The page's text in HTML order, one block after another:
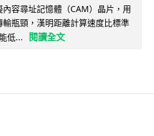
容尋址記憶體（CAM）晶片，用
瓶頸，漢明距離計算速度比標準
低...
閱讀全文